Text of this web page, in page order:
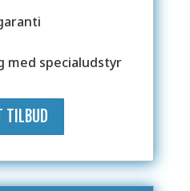
med specialudstyr
TILBUD